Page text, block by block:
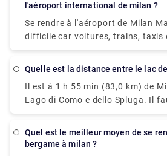
l'aéroport international de milan ?
Se rendre à l'aéroport de Milan
difficile car voitures, trains, taxis
moyens de transport sont
2 et vice-versa, est offert par
Malpensa lui-même. La navette
toutes les 20 minutes de 5h00 à
moyen le plus convaincant
soit de prendre le train express
principale plaque tournante du
Quelle est la distance entre le lac
Il est à 1 h 55 min (83,0 km) de
Lago di Como e dello Spluga. Il
minutes pour se rendre de Milan
de train de Milan à Côme sont
Quel est le meilleur moyen de se rendre de l'aéroport de
bergame à milan ?